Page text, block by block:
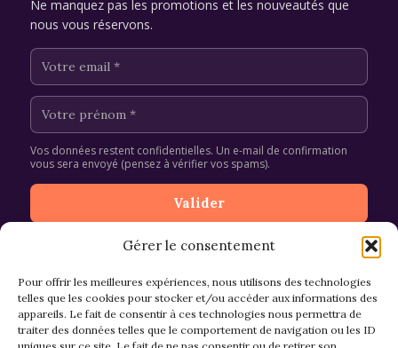
Gérer le consentement
Pour offrir les meilleures expériences, nous utilisons des technologies
telles que les cookies pour stocker et/ou accéder aux informations des
appareils. Le fait de consentir à ces technologies nous permettra de
traiter des données telles que le comportement de navigation ou les ID
Ne manquez pas les promotions et les nouveautés que
nous vous réservons.
Vos données restent confidentielles. Un e-mail de confirmation
vous sera envoyé (pensez à vérifier vos spams).
CGV et Retours